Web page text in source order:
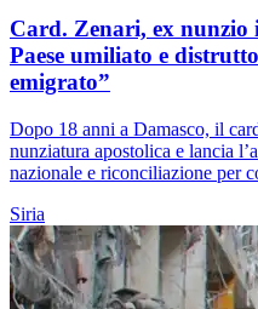
Card. Zenari, ex nunzio
Paese umiliato e
emigrato”
Dopo 18 anni a Damasco, il
nunziatura apostolica e lancia
nazionale e riconciliazione per
Siria